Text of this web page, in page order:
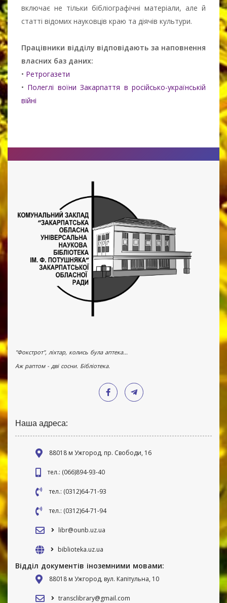
включає не тільки бібліографічні матеріали, але й
статті відомих науковців краю та діячів культури.
Працівники відділу відповідають за наповнення
власних баз даних:
• Ретрогазети
• Полеглі воїни Закарпаття в російсько-українській
війні
"Фокстрот", ліхтар, колись була аптека...
Аж раптом - дві сосни. Бібліотека.
Наша адреса:
88018 м Ужгород, пр. Свободи, 16
тел.: (066)894-93-40
тел.: (0312)64-71-93
тел.: (0312)64-71-94
libr@ounb.uz.ua
biblioteka.uz.ua
Відділ документів іноземними мовами:
88018 м Ужгород, вул. Капітульна, 10
transclibrary@gmail.com